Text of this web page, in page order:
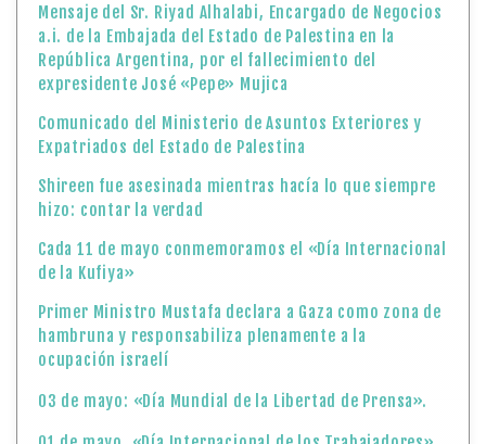
Mensaje del Sr. Riyad Alhalabi, Encargado de Negocios
a.i. de la Embajada del Estado de Palestina en la
República Argentina, por el fallecimiento del
expresidente José «Pepe» Mujica
Comunicado del Ministerio de Asuntos Exteriores y
Expatriados del Estado de Palestina
Shireen fue asesinada mientras hacía lo que siempre
hizo: contar la verdad
Cada 11 de mayo conmemoramos el «Día Internacional
de la Kufiya»
Primer Ministro Mustafa declara a Gaza como zona de
hambruna y responsabiliza plenamente a la
ocupación israelí
03 de mayo: «Día Mundial de la Libertad de Prensa».